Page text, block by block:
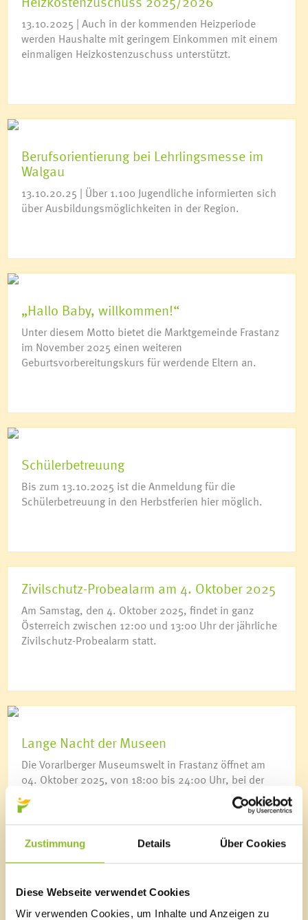
Zustimmung Details Über Cookies
Diese Webseite verwendet Cookies
Wir verwenden Cookies, um Inhalte und Anzeigen zu
13.10.2025 | Auch in der kommenden Heizperiode
werden Haushalte mit geringem Einkommen mit einem
einmaligen Heizkostenzuschuss unterstützt.
Berufsorientierung bei Lehrlingsmesse im
Walgau
13.10.20.25 | Über 1.100 Jugendliche informierten sich
über Ausbildungsmöglichkeiten in der Region.
„Hallo Baby, willkommen!“
Unter diesem Motto bietet die Marktgemeinde Frastanz
im November 2025 einen weiteren
Geburtsvorbereitungskurs für werdende Eltern an.
Schülerbetreuung
Bis zum 13.10.2025 ist die Anmeldung für die
Schülerbetreuung in den Herbstferien hier möglich.
Zivilschutz-Probealarm am 4. Oktober 2025
Am Samstag, den 4. Oktober 2025, findet in ganz
Österreich zwischen 12:00 und 13:00 Uhr der jährliche
Zivilschutz-Probealarm statt.
Lange Nacht der Museen
Die Vorarlberger Museumswelt in Frastanz öffnet am
04. Oktober 2025, von 18:00 bis 24:00 Uhr, bei der
„ORF-Langen Nacht der Museen“ ihre Pforten.
Lehrlingsmesse im Walgau